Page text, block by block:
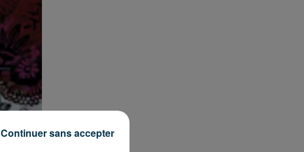
Continuer sans accepter